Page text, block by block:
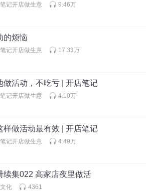
记开店做生意 9.46万
的烦恼
记开店做生意 17.33万
做活动，不吃亏 | 开店笔记
记开店做生意 4.10万
样做活动最有效 | 开店笔记
记开店做生意 4.49万
续集022 高家店夜里做活
化 4361